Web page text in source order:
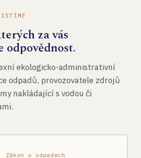
za vás
odpovědnost.
ekologicko-administrativní
odpadů, provozovatele zdrojů
nakládající s vodou či
Zákon o odpadech